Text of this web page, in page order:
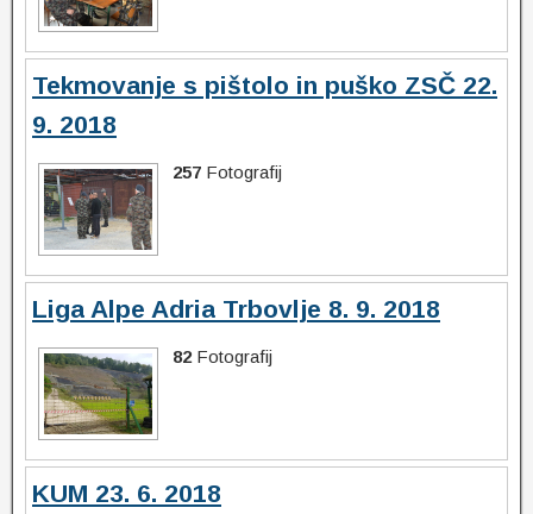
Tekmovanje s pištolo in puško ZSČ 22.
9. 2018
257 Fotografij
Liga Alpe Adria Trbovlje 8. 9. 2018
82 Fotografij
KUM 23. 6. 2018